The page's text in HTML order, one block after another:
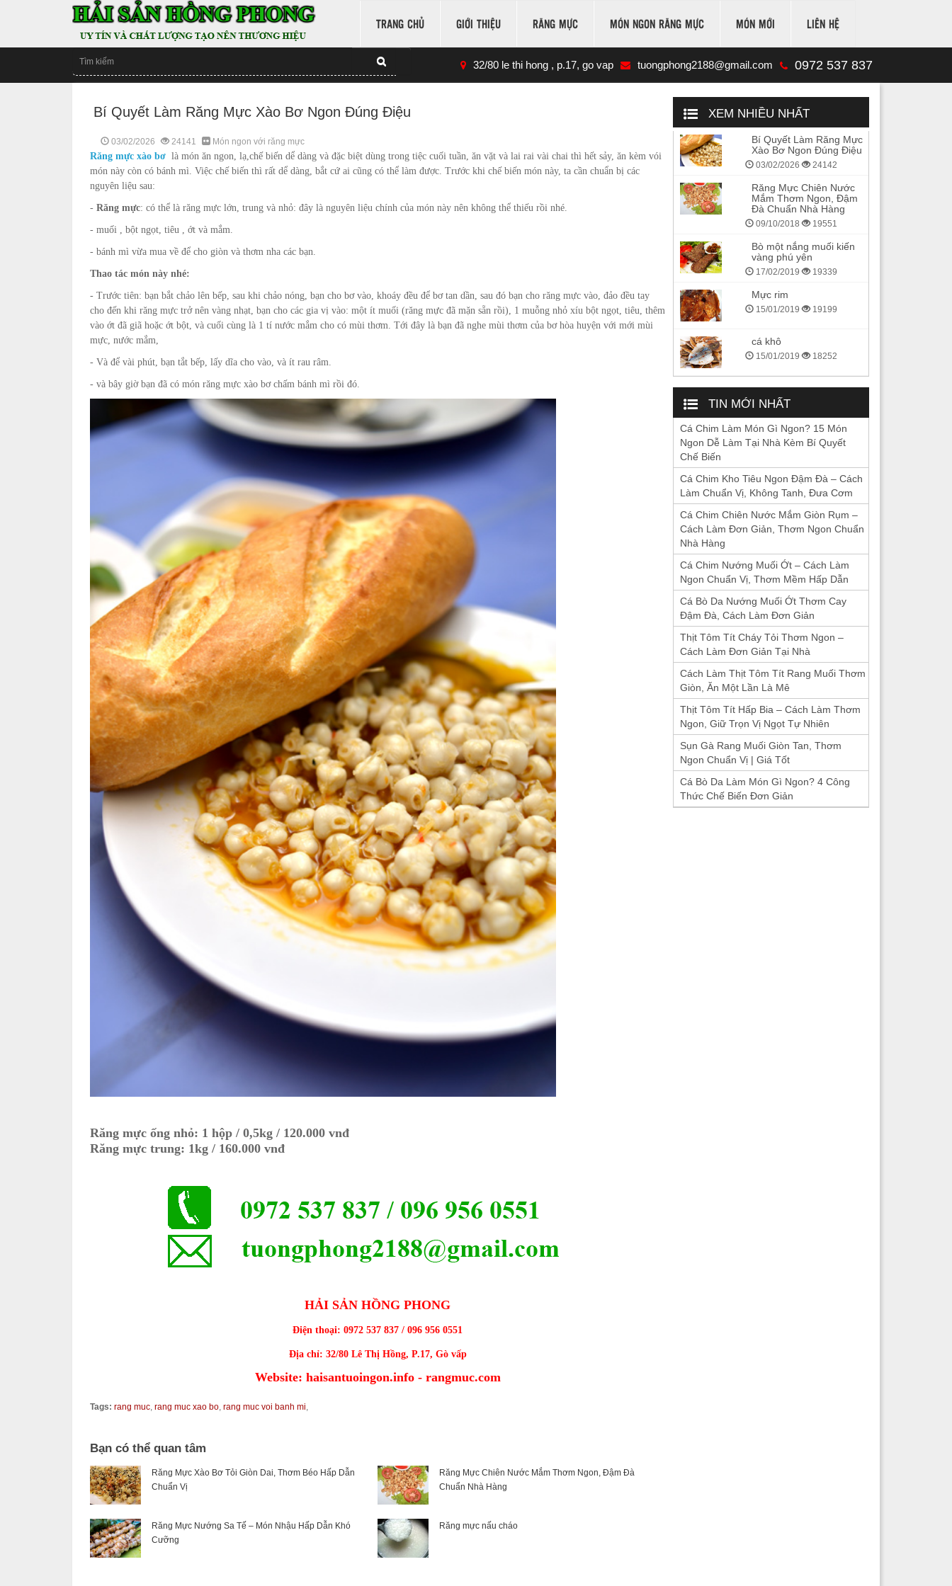
TRANG CHỦ GIỚI THIỆU RĂNG MỰC MÓN NGON RĂNG MỰC MÓN MỚI LIÊN HỆ
32/80 le thi hong , p.17, go vap tuongphong2188@gmail.com 0972 537 837
Bí Quyết Làm Răng Mực Xào Bơ Ngon Đúng Điệu
03/02/2026 24141 Món ngon với răng mực
Răng mực xào bơ là món ăn ngon, lạ,chế biến dể dàng và đặc biệt dùng trong tiệc cuối tuần, ăn vặt và lai rai vài chai thì hết sảy, ăn kèm vói
món này còn có bánh mì. Việc chế biến thì rất dể dàng, bắt cứ ai cũng có thể làm được. Trước khi chế biến món này, ta cần chuẩn bị các
nguyên liệu sau:
- Răng mực: có thể là răng mực lớn, trung và nhỏ: đây là nguyên liệu chính của món này nên không thể thiếu rồi nhé.
- muối , bột ngọt, tiêu , ớt và mắm.
- bánh mì vừa mua về để cho giòn và thơm nha các bạn.
Thao tác món này nhé:
- Trước tiên: bạn bắt chảo lên bếp, sau khi chảo nóng, bạn cho bơ vào, khoáy đều để bơ tan dần, sau đó bạn cho răng mực vào, đảo đều tay
cho đến khi răng mực trở nên vàng nhạt, bạn cho các gia vị vào: một ít muối (răng mực đã mặn sẵn rồi), 1 muỗng nhỏ xíu bột ngọt, tiêu, thêm
vào ớt đã giã hoặc ớt bột, và cuối cùng là 1 tí nước mắm cho có mùi thơm. Tới đây là bạn đã nghe mùi thơm của bơ hòa huyện với mới mùi
mực, nước mắm,
- Và để vài phút, bạn tắt bếp, lấy dĩa cho vào, và ít rau râm.
- và bây giờ bạn đã có món răng mực xào bơ chấm bánh mì rồi đó.
Răng mực ống nhỏ: 1 hộp / 0,5kg / 120.000 vnđ
Răng mực trung: 1kg / 160.000 vnđ
HẢI SẢN HỒNG PHONG
Điện thoại: 0972 537 837 / 096 956 0551
Địa chỉ: 32/80 Lê Thị Hồng, P.17, Gò vấp
Website: haisantuoingon.info - rangmuc.com
Tags: rang muc, rang muc xao bo, rang muc voi banh mi,
Bạn có thể quan tâm
Răng Mực Xào Bơ Tỏi Giòn Dai, Thơm Béo Hấp Dẫn
Chuẩn Vị
Răng Mực Chiên Nước Mắm Thơm Ngon, Đậm Đà
Chuẩn Nhà Hàng
Răng Mực Nướng Sa Tế – Món Nhậu Hấp Dẫn Khó
Cưỡng
Răng mực nấu cháo
XEM NHIỀU NHẤT
Bí Quyết Làm Răng Mực
Xào Bơ Ngon Đúng Điệu
03/02/2026 24142
Răng Mực Chiên Nước
Mắm Thơm Ngon, Đậm
Đà Chuẩn Nhà Hàng
09/10/2018 19551
Bò một nắng muối kiến
vàng phú yên
17/02/2019 19339
Mực rim
15/01/2019 19199
cá khô
15/01/2019 18252
TIN MỚI NHẤT
Cá Chim Làm Món Gì Ngon? 15 Món
Ngon Dễ Làm Tại Nhà Kèm Bí Quyết
Chế Biến
Cá Chim Kho Tiêu Ngon Đậm Đà – Cách
Làm Chuẩn Vị, Không Tanh, Đưa Cơm
Cá Chim Chiên Nước Mắm Giòn Rụm –
Cách Làm Đơn Giản, Thơm Ngon Chuẩn
Nhà Hàng
Cá Chim Nướng Muối Ớt – Cách Làm
Ngon Chuẩn Vị, Thơm Mềm Hấp Dẫn
Cá Bò Da Nướng Muối Ớt Thơm Cay
Đậm Đà, Cách Làm Đơn Giản
Thịt Tôm Tít Cháy Tỏi Thơm Ngon –
Cách Làm Đơn Giản Tại Nhà
Cách Làm Thịt Tôm Tít Rang Muối Thơm
Giòn, Ăn Một Lần Là Mê
Thịt Tôm Tít Hấp Bia – Cách Làm Thơm
Ngon, Giữ Trọn Vị Ngọt Tự Nhiên
Sụn Gà Rang Muối Giòn Tan, Thơm
Ngon Chuẩn Vị | Giá Tốt
Cá Bò Da Làm Món Gì Ngon? 4 Công
Thức Chế Biến Đơn Giản